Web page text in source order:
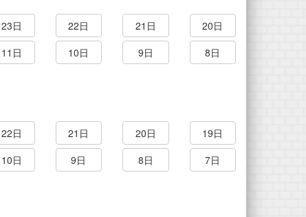
23日 22日 21日
20日
11日 10日 9日
8日
22日 21日 20日
19日
10日 9日 8日
7日